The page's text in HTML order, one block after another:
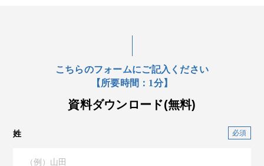
こちらのフォームにご記入ください
【所要時間：1分】
資料ダウンロード(無料)
姓